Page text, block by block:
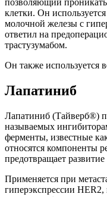
позволяющий
клетки. Он
молочной железы с
ответил на
трастузумабом.
Он также используется
Лапатиниб
Лапатиниб (Тайверб®)
называемых
ферменты, известные
относятся компоненты
предотвращает
Применяется при
гиперэкспрессии